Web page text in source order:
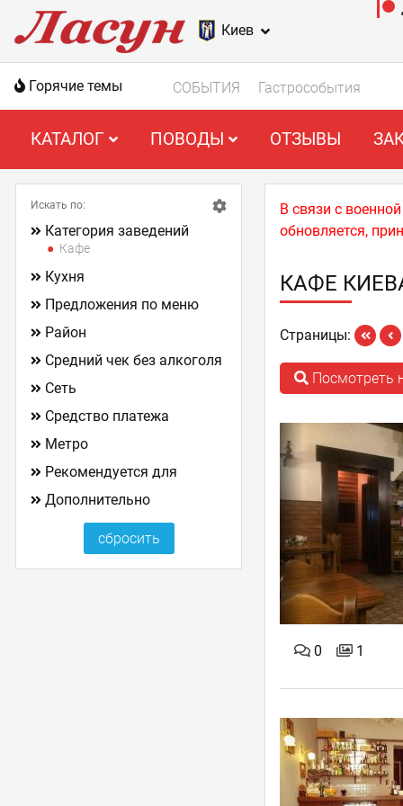
Киев
Горячие темы СОБЫТИЯ Гастрособытия
КАТАЛОГ ПОВОДЫ ОТЗЫВЫ
В связи с
обновляется,
КАФЕ
Страницы:
Посмотреть
0 1
Искать по:
Категория заведений
Кафе
Кухня
Предложения по меню
Район
Средний чек без алкоголя
Сеть
Средство платежа
Метро
Рекомендуется для
Дополнительно